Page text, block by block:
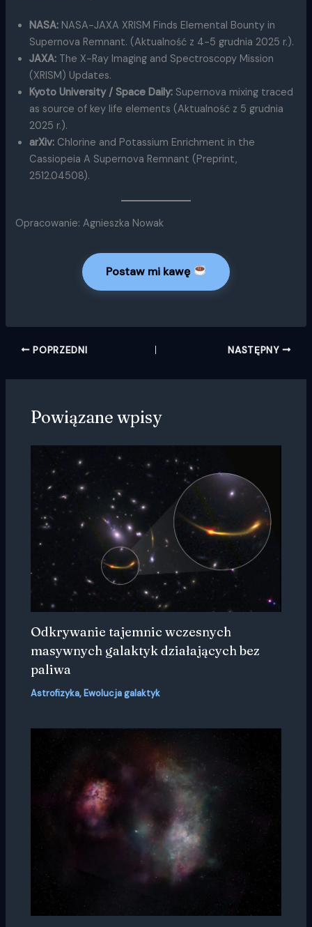
NASA: NASA-JAXA XRISM Finds Elemental Bounty in
Supernova Remnant. (Aktualność z 4-5 grudnia 2025 r.).
JAXA: The X-Ray Imaging and Spectroscopy Mission
(XRISM) Updates.
Kyoto University / Space Daily: Supernova mixing traced
as source of key life elements (Aktualność z 5 grudnia
2025 r.).
arXiv: Chlorine and Potassium Enrichment in the
Cassiopeia A Supernova Remnant (Preprint,
2512.04508).
Opracowanie: Agnieszka Nowak
Postaw mi kawę
POPRZEDNI NASTĘPNY
Powiązane wpisy
Odkrywanie tajemnic wczesnych
masywnych galaktyk działających bez
paliwa
Astrofizyka, Ewolucja galaktyk